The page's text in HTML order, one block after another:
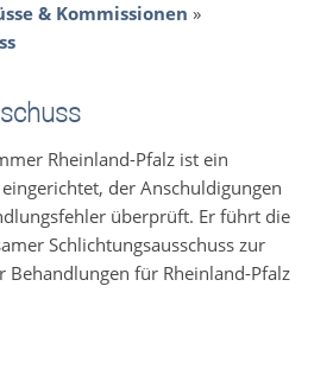
& Kommissionen »
Rheinland-Pfalz ist ein
der Anschuldigungen
überprüft. Er führt die
Schlichtungsausschuss zur
Behandlungen für Rheinland-Pfalz